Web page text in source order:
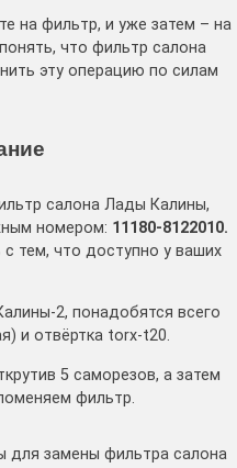
на фильтр, и уже затем – на
что фильтр салона
эту операцию по силам
салона Лады Калины,
номером: 11180-8122010.
тем, что доступно у ваших
2, понадобятся всего
и отвёртка torx-t20.
5 саморезов, а затем
фильтр.
для замены фильтра салона